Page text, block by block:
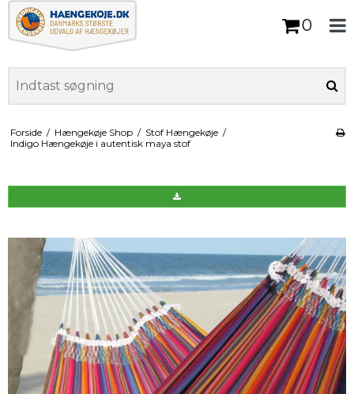
0
Forside / Hængekøje Shop / Stof Hængekøje /
Indigo Hængekøje i autentisk maya stof